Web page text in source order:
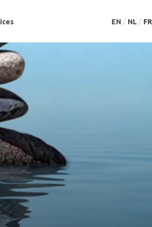
EN NL FR
EN NL FR